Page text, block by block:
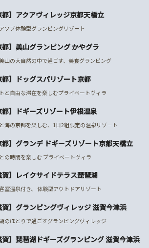
都】アクアヴィレッジ京都天橋立
ソブ体験型グランピングリゾート
都】美山グランピング かやグラ
山の大自然の中で過ごす、美食グランピング
都】ドッグスパリゾート京都
と自由な滞在を楽しむプライベートヴィラ
都】ドギーズリゾート伊根温泉
海の京都を楽しむ、1日2組限定の温泉リゾート
都】グランデ ドギーズリゾート京都天橋立
の時間を楽しむ プライベートヴィラ
賀】レイクサイドテラス琵琶湖
室温泉付き、 体験型アウトドアリゾート
賀】グランピングヴィレッジ 滋賀今津浜
のほとりで過ごすグランピングヴィレッジ
賀】琵琶湖ドギーズグランピング 滋賀今津浜